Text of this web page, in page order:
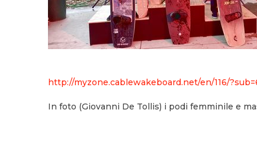
http://myzone.cablewakeboard.net/en/116/
In foto (Giovanni De Tollis) i podi femminile e